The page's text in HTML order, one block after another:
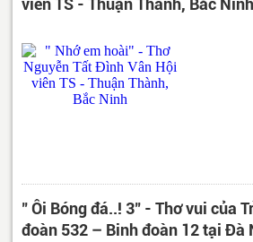
viên TS - Thuận Thành, Bắc Ninh
" Ôi Bóng đá..! 3" - Thơ vui của
đoàn 532 – Binh đoàn 12 tại Đà